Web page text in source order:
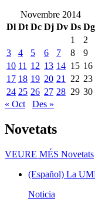
Novembre 2014
Dl Dt Dc Dj Dv Ds Dg
1
2
3
4 5 6 7 8
9
10 11 12 13 14 15 16
17 18 19 20 21 22 23
24 25 26 27 28 29 30
« Oct
Des »
Novetats
VEURE MÉS Novetats
(Español) La
Noticia